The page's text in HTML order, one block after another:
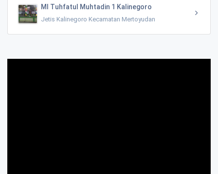
MI Tuhfatul Muhtadin 1 Kalinegoro
Jetis Kalinegoro Kecamatan Mertoyudan